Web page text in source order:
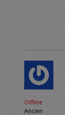
Offline
Ancien